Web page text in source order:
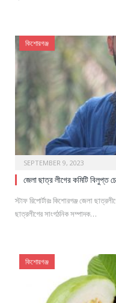
কিশোরগঞ্জ
SEPTEMBER 9, 2023
জেলা ছাত্র লীগের কমিটি বিলুপ্ত
স্টাফ রিপোর্টারঃ কিশোরগঞ্জ জেলা
ছাত্রলীগের সাংগঠনিক সম্পাদক…
কিশোরগঞ্জ